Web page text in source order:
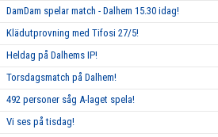
DamDam spelar match - Dalhem 15.30 idag!
Klädutprovning med Tifosi 27/5!
Heldag på Dalhems IP!
Torsdagsmatch på Dalhem!
492 personer såg A-laget spela!
Vi ses på tisdag!